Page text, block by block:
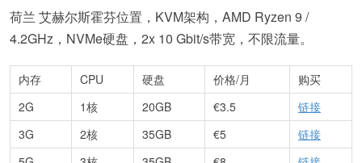
荷兰 艾赫尔斯霍芬位置，KVM架构，AMD Ryzen 9 /
4.2GHz，NVMe硬盘，2x 10 Gbit/s带宽，不限流量。
内存 CPU 硬盘 价格/月
购买
2G
1核 20GB €3.5
链接
3G
2核 35GB €5
链接